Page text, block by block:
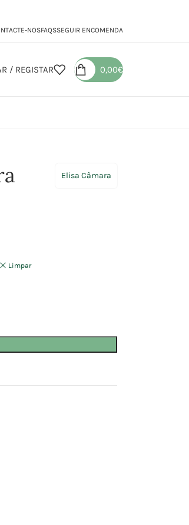
NOSFAQSSEGUIR ENCOMENDA
/ REGISTAR 0,00€
Elisa Câmara
Limpar